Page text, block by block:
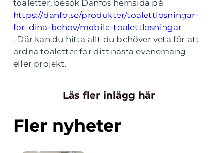
toaletter, besök Danfos hemsida på
https://danfo.se/produkter/toalettlosningar-
for-dina-behov/mobila-toalettlosningar
. Där kan du hitta allt du behöver veta för att
ordna toaletter för ditt nästa evenemang
eller projekt.
Läs fler inlägg här
Fler nyheter